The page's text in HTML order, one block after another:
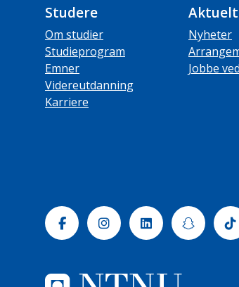
Studere
Om studier
Studieprogram
Emner
Videreutdanning
Karriere
Aktuelt
Nyheter
Jobbe
FacebookInstagramLinkedin